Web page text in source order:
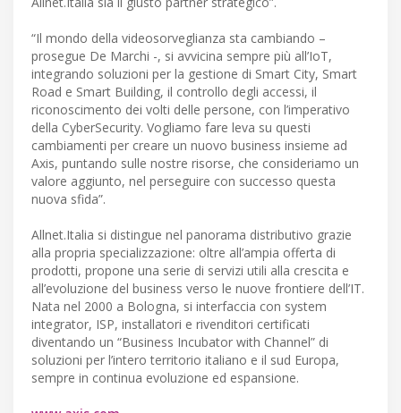
“Il mondo della videosorveglianza sta cambiando –
prosegue De Marchi -, si avvicina sempre più all’IoT,
integrando soluzioni per la gestione di Smart City, Smart
Road e Smart Building, il controllo degli accessi, il
riconoscimento dei volti delle persone, con l’imperativo
della CyberSecurity. Vogliamo fare leva su questi
cambiamenti per creare un nuovo business insieme ad
Axis, puntando sulle nostre risorse, che consideriamo un
valore aggiunto, nel perseguire con successo questa
nuova sfida”.
Allnet.Italia si distingue nel panorama distributivo grazie
alla propria specializzazione: oltre all’ampia offerta di
prodotti, propone una serie di servizi utili alla crescita e
all’evoluzione del business verso le nuove frontiere dell’IT.
Nata nel 2000 a Bologna, si interfaccia con system
integrator, ISP, installatori e rivenditori certificati
diventando un “Business Incubator with Channel” di
soluzioni per l’intero territorio italiano e il sud Europa,
sempre in continua evoluzione ed espansione.